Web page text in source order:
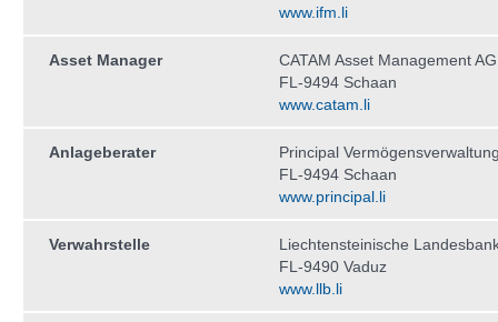
www.ifm.li
Asset Manager
CATAM Asset Management AG
FL-9494 Schaan
www.catam.li
Anlageberater
Principal
FL-9494 Schaan
www.principal.li
Verwahrstelle
Liechtensteinische
FL-9490 Vaduz
www.llb.li